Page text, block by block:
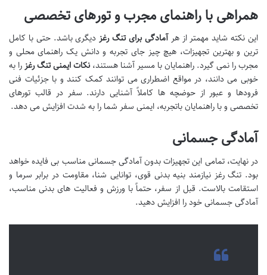
همراهی با راهنمای مجرب و تورهای تخصصی
این نکته شاید مهمتر از هرآمادگی برای تنگ رغز دیگری باشد. حتی با کامل
ترین و بهترین تجهیزات، هیچ چیز جای تجربه و دانش یک راهنمای محلی و
مجرب را نمی گیرد. راهنمایان با مسیر آشنا هستند، نکات ایمنی تنگ رغز را به
خوبی می دانند، در مواقع اضطراری می توانند کمک کنند و با جزئیات فنی
فرودها و عبور از حوضچه ها کاملاً آشنایی دارند. سفر در قالب تورهای
تخصصی و با راهنمایان باتجربه، ایمنی سفر شما را به شدت افزایش می دهد.
آمادگی جسمانی
در نهایت، تمامی این تجهیزات بدون آمادگی جسمانی مناسب بی فایده خواهد
بود. تنگ رغز نیازمند بنیه بدنی قوی، توانایی شنا، مقاومت در برابر سرما و
استقامت بالاست. قبل از سفر، حتماً با ورزش و فعالیت های بدنی مناسب،
آمادگی جسمانی خود را افزایش دهید.